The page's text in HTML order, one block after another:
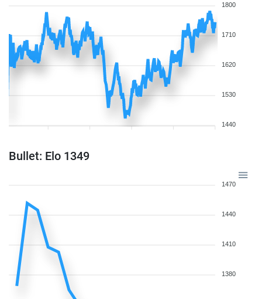
1800
1710
1620
1530
1440
Bullet: Elo 1349
1470
1440
1410
1380